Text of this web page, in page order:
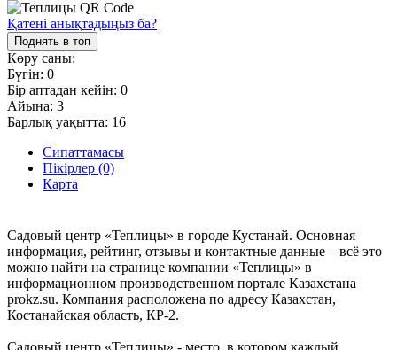
Қатені анықтадыңыз ба?
Поднять в топ
Көру саны:
Бүгін: 0
Бір аптадан кейін: 0
Айына: 3
Барлық уақытта: 16
Сипаттамасы
Пікірлер (0)
Карта
Садовый центр «Теплицы» в городе Кустанай. Основная
информация, рейтинг, отзывы и контактные данные – всё это
можно найти на странице компании «Теплицы» в
информационном производственном портале Казахстана
prokz.su. Компания расположена по адресу Казахстан,
Костанайская область, КР-2.
Садовый центр «Теплицы» - место, в котором каждый